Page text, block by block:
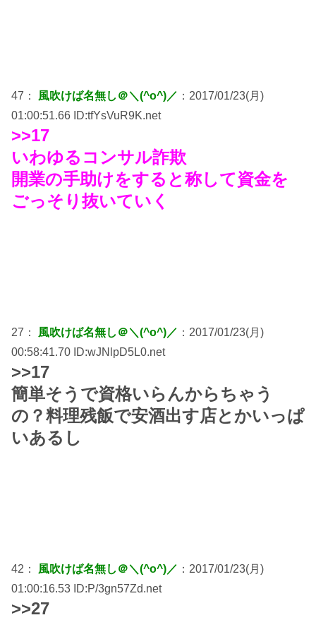
47： 風吹けば名無し＠＼(^o^)／ ：2017/01/23(月)
01:00:51.66 ID:tfYsVuR9K.net
>>17
いわゆるコンサル詐欺
開業の手助けをすると称して資金を
ごっそり抜いていく
27： 風吹けば名無し＠＼(^o^)／ ：2017/01/23(月)
00:58:41.70 ID:wJNlpD5L0.net
>>17
簡単そうで資格いらんからちゃう
の？料理残飯で安酒出す店とかいっぱ
いあるし
42： 風吹けば名無し＠＼(^o^)／ ：2017/01/23(月)
01:00:16.53 ID:P/3gn57Zd.net
>>27